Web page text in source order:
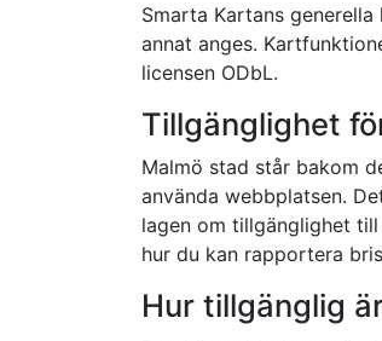
Smarta Kartans
annat anges.
licensen ODbL.
Tillgänglighet
Malmö stad står bakom
använda webbplatsen.
lagen om tillgänglighet
hur du kan rapportera
Hur tillgänglig